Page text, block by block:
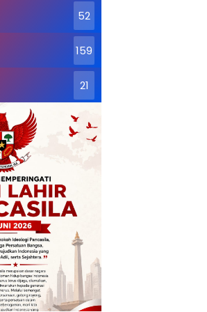
52
159
21